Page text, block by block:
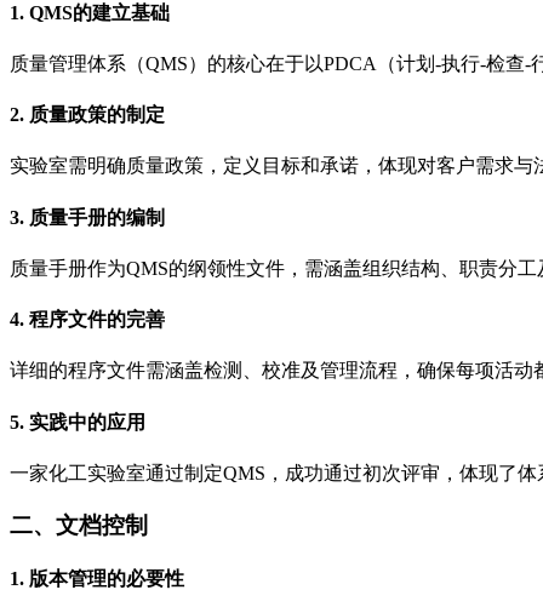
1. QMS的建立基础
质量管理体系（QMS）的核心在于以PDCA（计划-执行-检查
2. 质量政策的制定
实验室需明确质量政策，定义目标和承诺，体现对客户需求
3. 质量手册的编制
质量手册作为QMS的纲领性文件，需涵盖组织结构、职责分
4. 程序文件的完善
详细的程序文件需涵盖检测、校准及管理流程，确保每项活动
5. 实践中的应用
一家化工实验室通过制定QMS，成功通过初次评审，体现了
二、文档控制
1. 版本管理的必要性